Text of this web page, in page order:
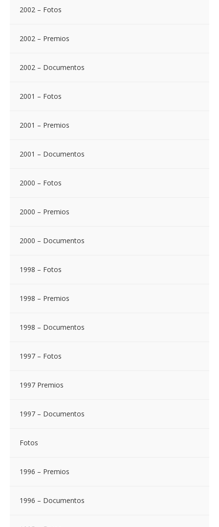
2002 – Fotos
2002 – Premios
2002 – Documentos
2001 – Fotos
2001 – Premios
2001 – Documentos
2000 – Fotos
2000 – Premios
2000 – Documentos
1998 – Fotos
1998 – Premios
1998 – Documentos
1997 – Fotos
1997 Premios
1997 – Documentos
Fotos
1996 – Premios
1996 – Documentos